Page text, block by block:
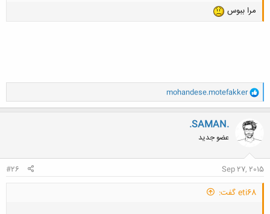
مرا ببوس
و
ا
ک
ن
ش
ه
mohandese.motefakker
.SAMAN.
عضو جدید
Sep 27, 2015
#26
eti68 گفت: